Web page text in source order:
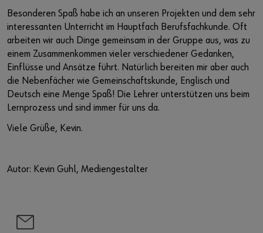
Besonderen Spaß habe ich an unseren Projekten und dem sehr
interessanten Unterricht im Hauptfach Berufsfachkunde. Oft
arbeiten wir auch Dinge gemeinsam in der Gruppe aus, was zu
einem Zusammenkommen vieler verschiedener Gedanken,
Einflüsse und Ansätze führt. Natürlich bereiten mir aber auch
die Nebenfächer wie Gemeinschaftskunde, Englisch und
Deutsch eine Menge Spaß! Die Lehrer unterstützen uns beim
Lernprozess und sind immer für uns da.
Viele Grüße, Kevin.
Autor: Kevin Guhl, Mediengestalter